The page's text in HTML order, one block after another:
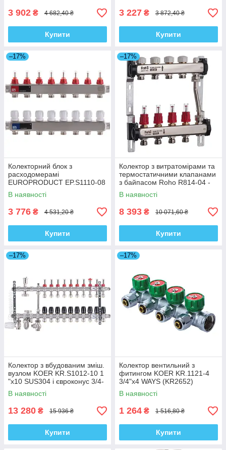
3 902 ₴ 4 682,40 ₴
Купити
3 227 ₴ 3 872,40 ₴
Купити
–17%
Колекторний блок з
расxодомерамі
EUROPRODUCT EP.S1110-08
1 "x8 (EP4984)
В наявності
3 776 ₴ 4 531,20 ₴
Купити
–17%
Колектор з витратомірами та
термостатичними клапанами
з байпасом Roho R814-04 -
1"х 4 вих. (RO0047)
В наявності
8 393 ₴ 10 071,60 ₴
Купити
–17%
Колектор з вбудованим зміш.
вузлом KOER KR.S1012-10 1
"х10 SUS304 і євроконус 3/4-
16 (KR2943)
В наявності
13 280 ₴ 15 936 ₴
Купити
–17%
Колектор вентильний з
фитингом KOER KR.1121-4
3/4"x4 WAYS (KR2652)
В наявності
1 264 ₴ 1 516,80 ₴
Купити